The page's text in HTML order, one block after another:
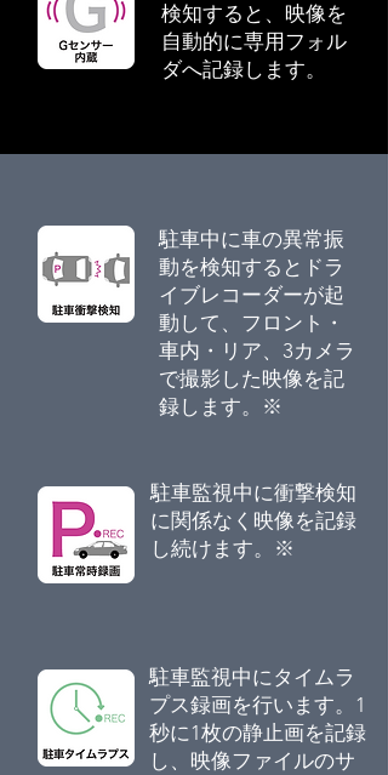
検知すると、映像を
自動的に専用フォル
ダへ記録します。
駐車中に車の異常振
動を検知するとドラ
イブレコーダーが起
動して、フロント・
車内・リア、3カメラ
で撮影した映像を記
録します。※
駐車監視中に衝撃検知
に関係なく映像を記録
し続けます。※
駐車監視中にタイムラ
プス録画を行います。1
秒に1枚の静止画を記録
し、映像ファイルのサ